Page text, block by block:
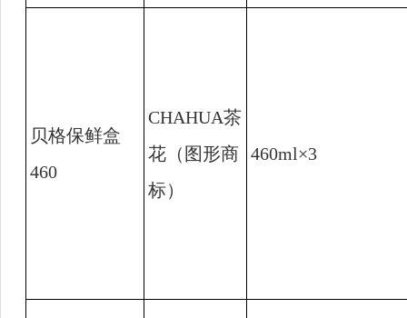
贝格保鲜盒
460
CHAHUA茶
花（图形商
标）
460ml×3